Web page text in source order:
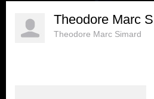
Theodore Marc
Theodore Marc Simard